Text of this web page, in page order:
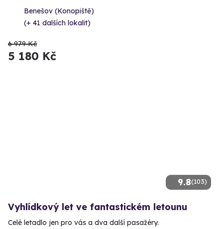
Benešov (Konopiště)
(+ 41 dalších lokalit)
6 979 Kč
5 180 Kč
9.8(103)
Vyhlídkový let ve fantastickém letounu
Celé letadlo jen pro vás a dva další pasažéry.